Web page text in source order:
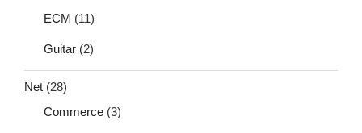
ECM (11)
Guitar (2)
Net (28)
Commerce (3)